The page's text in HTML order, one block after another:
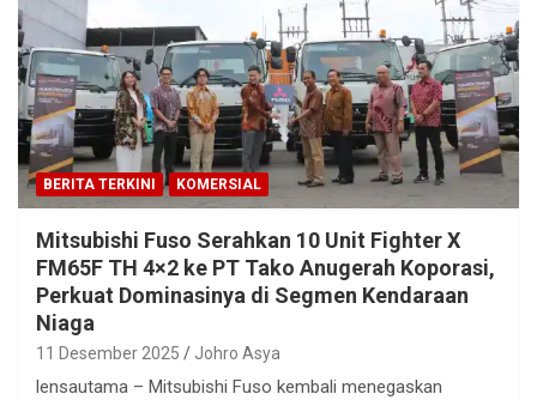
BERITA TERKINI KOMERSIAL
Mitsubishi Fuso Serahkan 10 Unit Fighter X
FM65F TH 4×2 ke PT Tako Anugerah Koporasi,
Perkuat Dominasinya di Segmen Kendaraan
Niaga
11 Desember 2025 Johro Asya
lensautama – Mitsubishi Fuso kembali menegaskan